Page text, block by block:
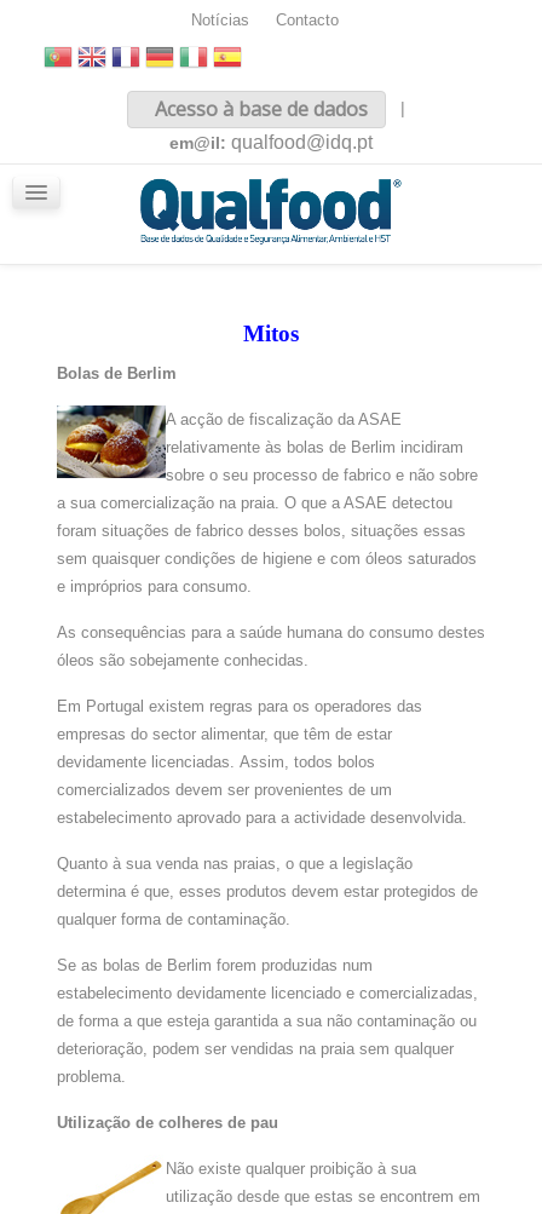
Notícias Contacto
Acesso à base de dados
|
em@il: qualfood@idq.pt
Mitos
Bolas de Berlim
A acção de fiscalização da ASAE
relativamente às bolas de Berlim incidiram
sobre o seu processo de fabrico e não sobre
a sua comercialização na praia. O que a ASAE detectou
foram situações de fabrico desses bolos, situações essas
sem quaisquer condições de higiene e com óleos saturados
e impróprios para consumo.
As consequências para a saúde humana do consumo destes
óleos são sobejamente conhecidas.
Em Portugal existem regras para os operadores das
empresas do sector alimentar, que têm de estar
devidamente licenciadas. Assim, todos bolos
comercializados devem ser provenientes de um
estabelecimento aprovado para a actividade desenvolvida.
Quanto à sua venda nas praias, o que a legislação
determina é que, esses produtos devem estar protegidos de
qualquer forma de contaminação.
Se as bolas de Berlim forem produzidas num
estabelecimento devidamente licenciado e comercializadas,
de forma a que esteja garantida a sua não contaminação ou
deterioração, podem ser vendidas na praia sem qualquer
problema.
Utilização de colheres de pau
Não existe qualquer proibição à sua
utilização desde que estas se encontrem em